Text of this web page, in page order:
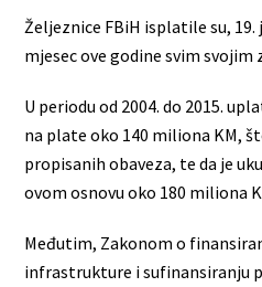
Željeznice FBiH isplatile su,
mjesec ove godine svim svojim
U periodu od 2004. do 2015.
na plate oko 140 miliona KM,
propisanih obaveza, te da je
ovom osnovu oko 180 miliona
Međutim, Zakonom o
infrastrukture i sufinansiranju